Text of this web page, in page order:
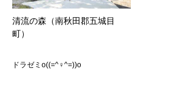
清流の森（南秋田郡五城目
町）
ドラゼミo((=^♀^=))o